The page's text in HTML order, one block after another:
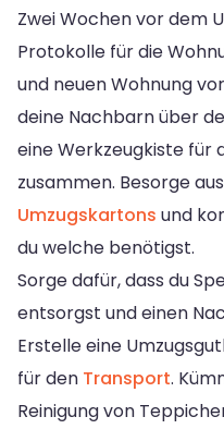
Zwei Wochen vor dem
Protokolle für die
und neuen Wohnung
deine Nachbarn über
eine Werkzeugkiste für
zusammen. Besorge
Umzugskartons und
du welche benötigst.
Sorge dafür, dass du
entsorgst und einen
Erstelle eine
für den Transport.
Reinigung von